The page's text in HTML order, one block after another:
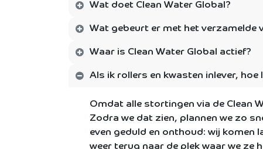
Wat doet Clean Water Global?
Wat gebeurt er met het verzamelde
Waar is Clean Water Global actief?
Als ik rollers en kwasten inlever,
Omdat alle stortingen via de Clean
Zodra we dat zien, plannen we zo
even geduld en onthoud: wij komen
weer terug naar de plek waar we ze